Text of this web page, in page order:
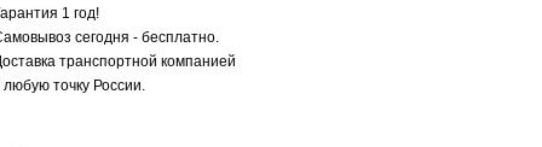
1 год!
сегодня - бесплатно.
транспортной компанией
любую точку России.